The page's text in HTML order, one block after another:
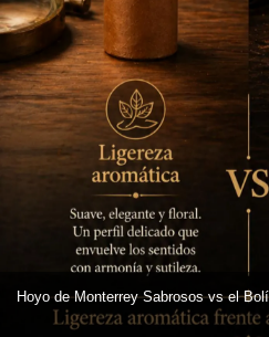
Hoyo de Monterrey Sabrosos vs el